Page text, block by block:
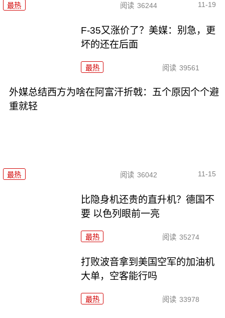
最热 阅读 36244 11-19
F-35又涨价了？美媒：别急，更
坏的还在后面
最热 阅读 39561
外媒总结西方为啥在阿富汗折戟：五个原因个个避
重就轻
最热 阅读 36042 11-15
比隐身机还贵的直升机？德国不
要 以色列眼前一亮
最热 阅读 35274
打败波音拿到美国空军的加油机
大单，空客能行吗
最热 阅读 33978